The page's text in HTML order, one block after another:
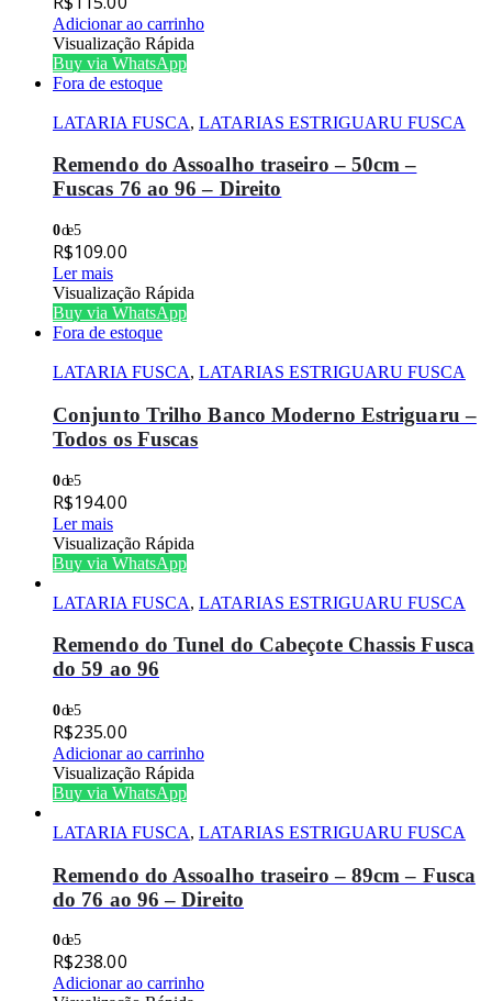
Adicionar ao carrinho
Visualização Rápida
Buy via WhatsApp
Fora de estoque
LATARIA FUSCA, LATARIAS ESTRIGUARU FUSCA
Remendo do Assoalho traseiro – 50cm –
Fuscas 76 ao 96 – Direito
0de 5
R$109.00
Ler mais
Visualização Rápida
Buy via WhatsApp
Fora de estoque
LATARIA FUSCA, LATARIAS ESTRIGUARU FUSCA
Conjunto Trilho Banco Moderno Estriguaru –
Todos os Fuscas
0de 5
R$194.00
Ler mais
Visualização Rápida
Buy via WhatsApp
LATARIA FUSCA, LATARIAS ESTRIGUARU FUSCA
Remendo do Tunel do Cabeçote Chassis Fusca
do 59 ao 96
0de 5
R$235.00
Adicionar ao carrinho
Visualização Rápida
Buy via WhatsApp
LATARIA FUSCA, LATARIAS ESTRIGUARU FUSCA
Remendo do Assoalho traseiro – 89cm – Fusca
do 76 ao 96 – Direito
0de 5
R$238.00
Adicionar ao carrinho